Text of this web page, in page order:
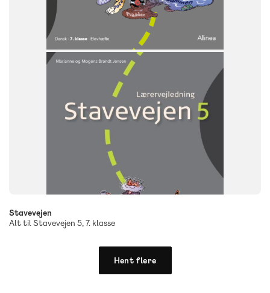
Stavevejen
Alt til Stavevejen 5, 7. klasse
Hent flere